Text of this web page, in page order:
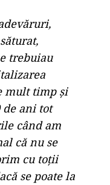
trebuiau
mult timp şi
ani tot
când am
că nu se
cu toţii
se poate la